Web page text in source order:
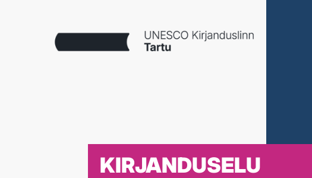
KIRJANDUSELU